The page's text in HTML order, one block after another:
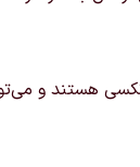
هستند و